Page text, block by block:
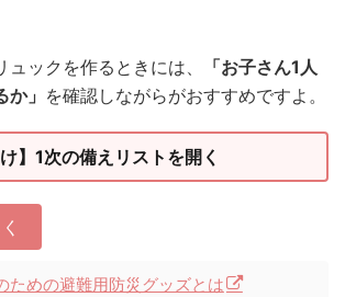
ックを作るときには、
「お子さん1人
」 を確認しながらがおすすめですよ。
け】1次の備えリストを開く
ための避難用防災グッズとは